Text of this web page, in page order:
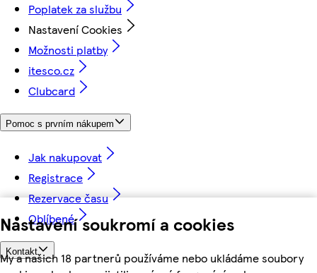
Nastavení soukromí a cookies
My a našich 18 partnerů používáme nebo ukládáme soubory
Poplatek za službu
Nastavení Cookies
Možnosti platby
itesco.cz
Clubcard
Pomoc s prvním nákupem
Jak nakupovat
Registrace
Rezervace času
Oblíbené
Kontakt